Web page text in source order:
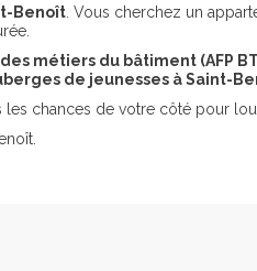
Benoît . Vous cherchez un
métiers du bâtiment (AFP
de jeunesses à Saint-
chances de votre côté pour